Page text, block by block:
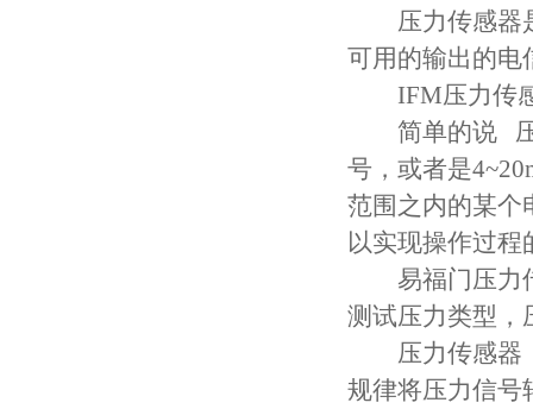
压力传感器是
可用的输出的电
IFM压力传感
简单的说 压
号，或者是
范围之内的某个
以实现操作过
易福门压力传
测试压力类型，
压力传感器（
规律将压力信号